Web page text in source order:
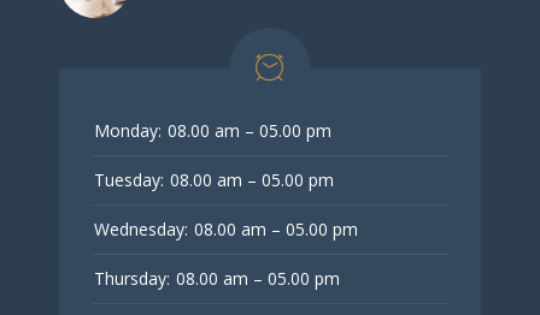
Monday: 08.00 am – 05.00 pm
Tuesday: 08.00 am – 05.00 pm
Wednesday: 08.00 am – 05.00 pm
Thursday: 08.00 am – 05.00 pm